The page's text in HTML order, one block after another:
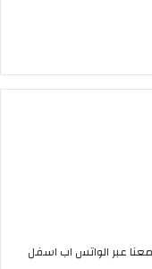
عبر الواتس اب اسفل